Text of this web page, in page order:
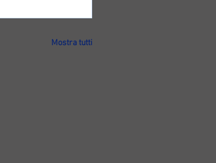
Mostra tutti